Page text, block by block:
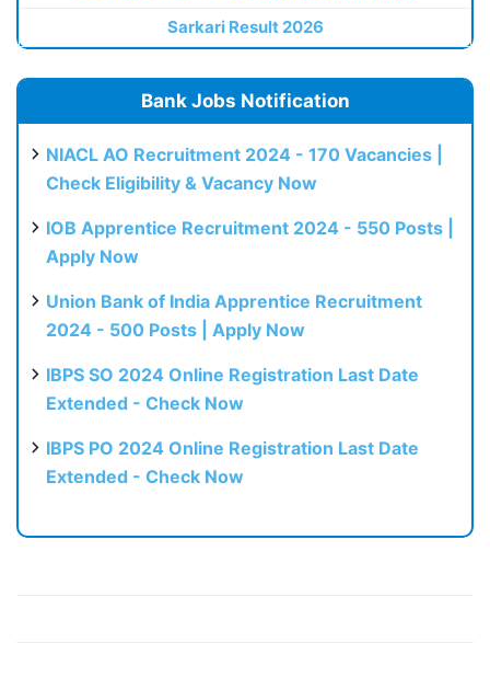
Sarkari Result 2026
Bank Jobs Notification
NIACL AO Recruitment 2024 - 170 Vacancies |
Check Eligibility & Vacancy Now
IOB Apprentice Recruitment 2024 - 550 Posts |
Apply Now
Union Bank of India Apprentice Recruitment
2024 - 500 Posts | Apply Now
IBPS SO 2024 Online Registration Last Date
Extended - Check Now
IBPS PO 2024 Online Registration Last Date
Extended - Check Now